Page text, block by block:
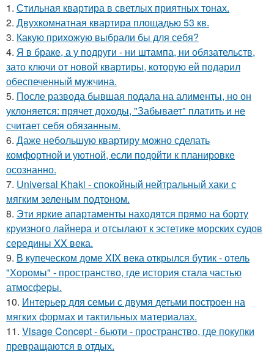
1. Стильная квартира в светлых приятных тонах.
2. Двухкомнатная квартира площадью 53 кв.
3. Какую прихожую выбрали бы для себя?
4. Я в браке, а у подруги - ни штампа, ни обязательств,
зато ключи от новой квартиры, которую ей подарил
обеспеченный мужчина.
5. После развода бывшая подала на алименты, но он
уклоняется: прячет доходы, "Забывает" платить и не
считает себя обязанным.
6. Даже небольшую квартиру можно сделать
комфортной и уютной, если подойти к планировке
осознанно.
7. Universal Khaki - спокойный нейтральный хаки с
мягким зеленым подтоном.
8. Эти яркие апартаменты находятся прямо на борту
круизного лайнера и отсылают к эстетике морских судов
середины XX века.
9. В купеческом доме XIX века открылся бутик - отель
"Хоромы" - пространство, где история стала частью
атмосферы.
10. Интерьер для семьи с двумя детьми построен на
мягких формах и тактильных материалах.
11. Visage Concept - бьюти - пространство, где покупки
превращаются в отдых.